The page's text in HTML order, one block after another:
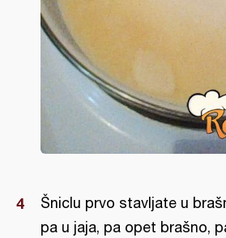
Šniclu prvo stavljate u
pa u jaja, pa opet brašno,